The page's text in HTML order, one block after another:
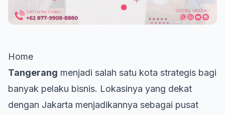
Home
Tangerang menjadi salah satu kota strategis bagi
banyak pelaku bisnis. Lokasinya yang dekat
dengan Jakarta menjadikannya sebagai pusat